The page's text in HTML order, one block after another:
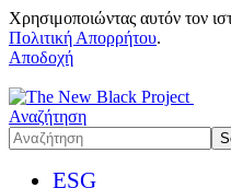
Χρησιμοποιώντας αυτόν τον
Πολιτική Απορρήτου.
Αποδοχή
Αναζήτηση
ESG